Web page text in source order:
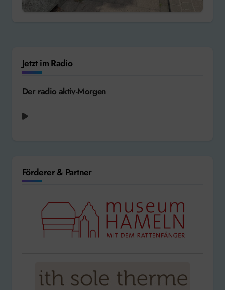
Jetzt im Radio
Der radio aktiv-Morgen
Förderer & Partner